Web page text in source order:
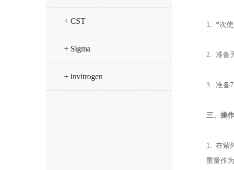
+ CST
+ Sigma
+ invitrogen
1. *次使
2. 准备
3. 准备
三、操
1. 在紫
重量作